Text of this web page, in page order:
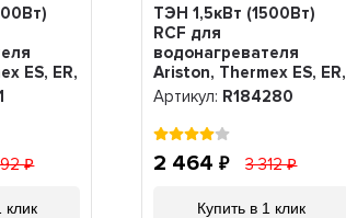
ES, ER,
клик
ТЭН 1,5кВт (1500Вт)
RCF для
водонагревателя
Ariston, Thermex ES, ER,
под анод М6, R184280
Артикул: R184280
2 464 3 312
Купить в 1 клик